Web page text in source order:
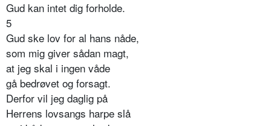
Gud kan intet dig forholde.
5
Gud ske lov for al hans nåde,
som mig giver sådan magt,
at jeg skal i ingen våde
gå bedrøvet og forsagt.
Derfor vil jeg daglig på
Herrens lovsangs harpe slå